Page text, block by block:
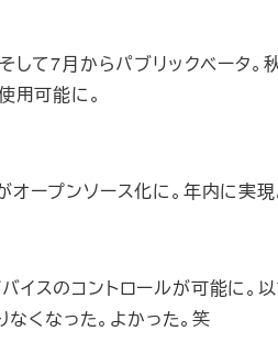
て7月からパブリックベータ
用可能に。
ープンソース化に。年内に実現
スのコントロールが可能に。
くなった。よかった。笑